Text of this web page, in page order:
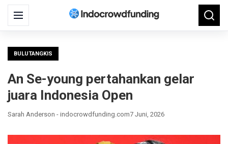
Menu
Search
for:
BULUTANGKIS
An Se-young pertahankan gelar
juara Indonesia Open
Sarah Anderson - indocrowdfunding.com7 Juni, 2026